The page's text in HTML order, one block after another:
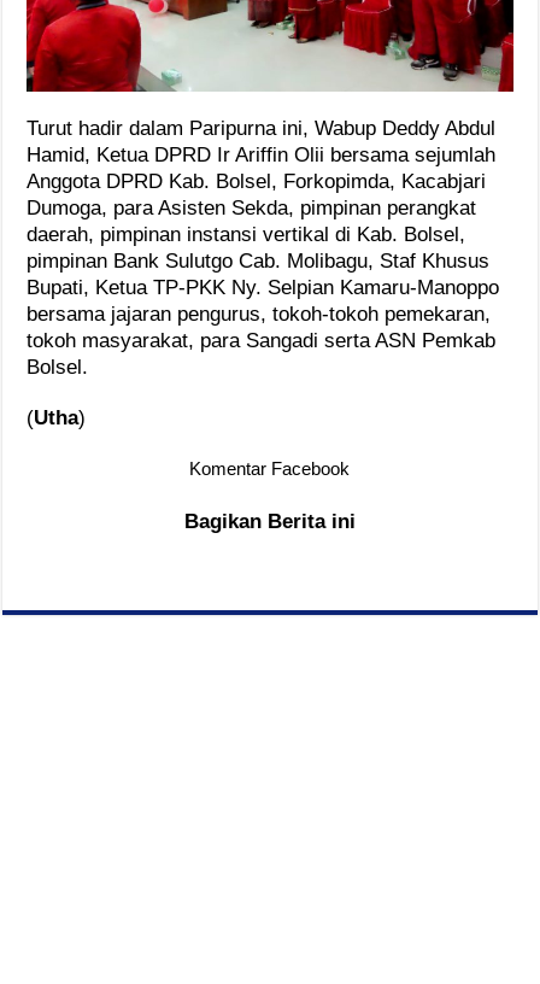
Turut hadir dalam Paripurna ini, Wabup Deddy Abdul
Hamid, Ketua DPRD Ir Ariffin Olii bersama sejumlah
Anggota DPRD Kab. Bolsel, Forkopimda, Kacabjari
Dumoga, para Asisten Sekda, pimpinan perangkat
daerah, pimpinan instansi vertikal di Kab. Bolsel,
pimpinan Bank Sulutgo Cab. Molibagu, Staf Khusus
Bupati, Ketua TP-PKK Ny. Selpian Kamaru-Manoppo
bersama jajaran pengurus, tokoh-tokoh pemekaran,
tokoh masyarakat, para Sangadi serta ASN Pemkab
Bolsel.
(Utha)
Komentar Facebook
Bagikan Berita ini